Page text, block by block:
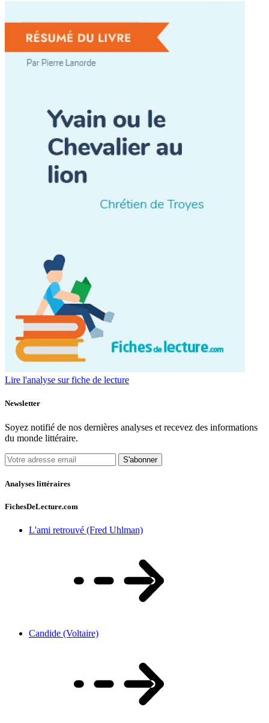
Lire l'analyse sur fiche de lecture
Newsletter
Soyez notifié de nos dernières analyses et recevez des informations
du monde littéraire.
S'abonner
Analyses littéraires
FichesDeLecture.com
L'ami retrouvé (Fred Uhlman)
Candide (Voltaire)